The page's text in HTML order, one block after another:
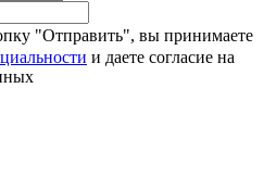
"Отправить", вы принимаете
и даете согласие на